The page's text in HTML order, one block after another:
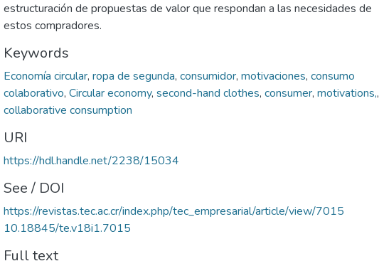
estructuración de propuestas de valor que respondan a las necesidades de
estos compradores.
Keywords
Economía circular, ropa de segunda, consumidor, motivaciones, consumo
colaborativo, Circular economy, second-hand clothes, consumer, motivations,,
collaborative consumption
URI
https://hdl.handle.net/2238/15034
See / DOI
https://revistas.tec.ac.cr/index.php/tec_empresarial/article/view/7015
10.18845/te.v18i1.7015
Full text